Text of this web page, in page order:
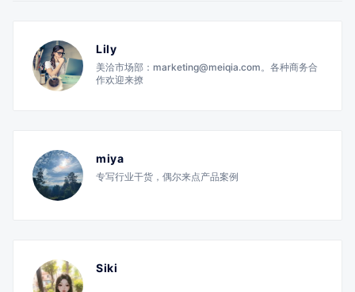
Lily
美洽市场部：marketing@meiqia.com。各种商务合
作欢迎来撩
miya
专写行业干货，偶尔来点产品案例
Siki